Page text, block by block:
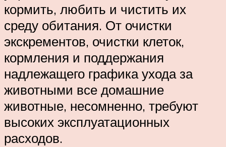
кормить, любить и чистить их
среду обитания. От очистки
экскрементов, очистки клеток,
кормления и поддержания
надлежащего графика ухода за
животными все домашние
животные, несомненно, требуют
высоких эксплуатационных
расходов.